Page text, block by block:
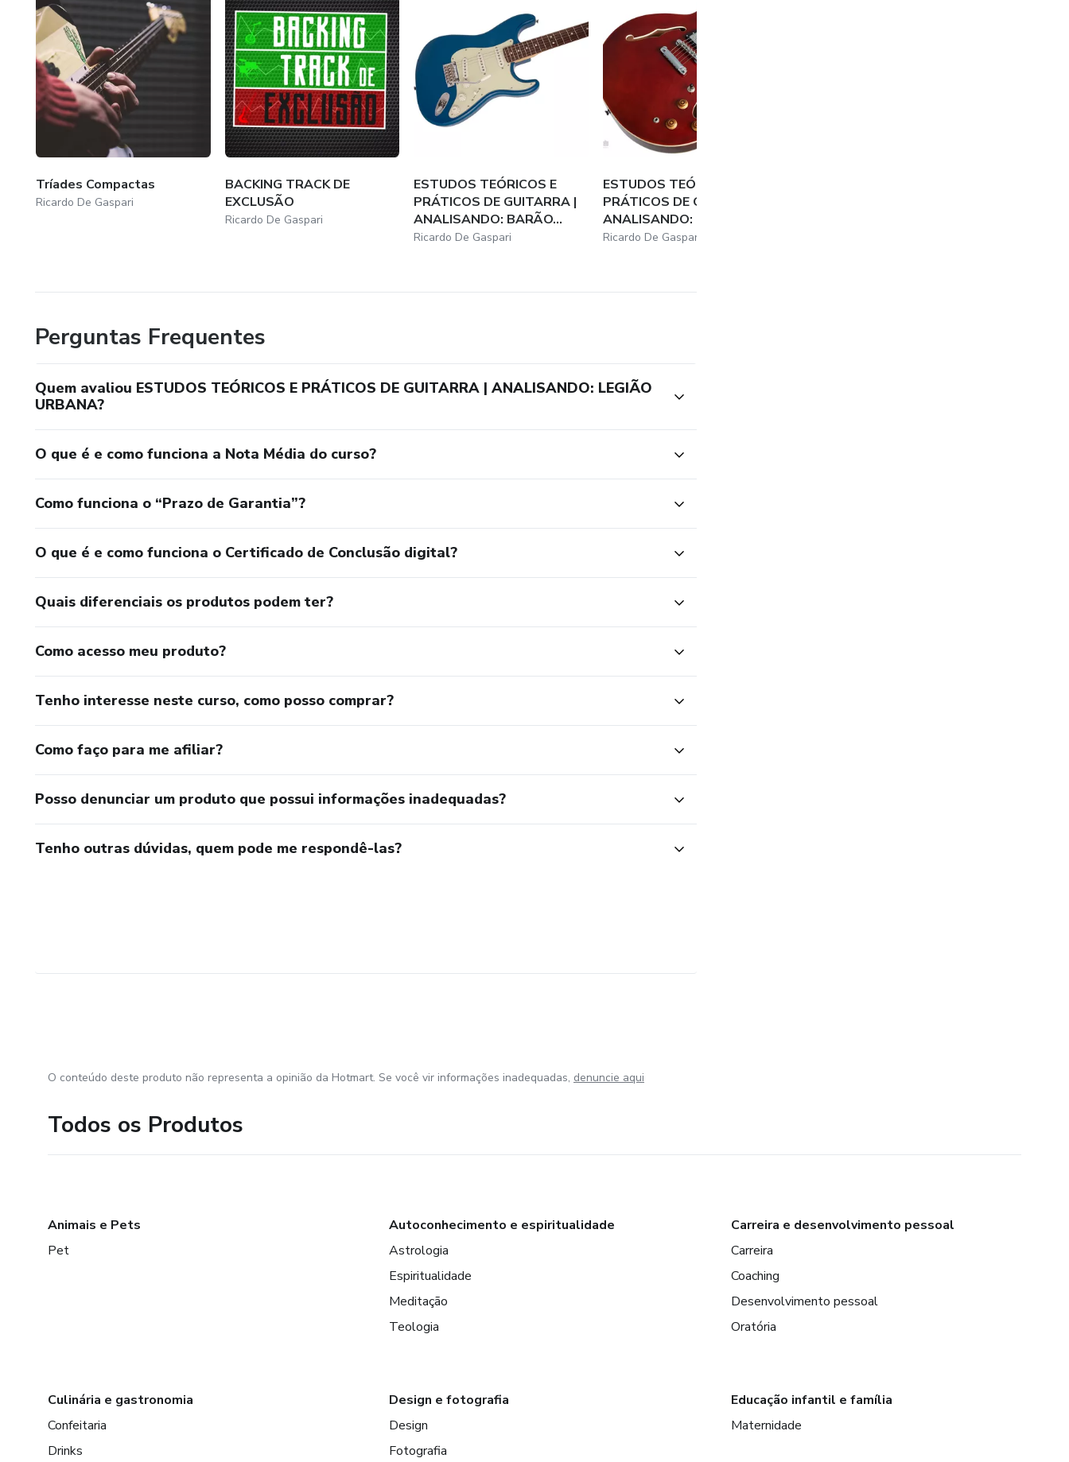
Tríades Compactas
Ricardo De Gaspari
BACKING TRACK DE
EXCLUSÃO
Ricardo De Gaspari
ESTUDOS TEÓRICOS E
PRÁTICOS DE GUITARRA |
ANALISANDO: BARÃO...
Ricardo De Gaspari
ESTUDOS TEÓRICOS E
PRÁTICOS DE GUITARRA |
ANALISANDO: OS PAR...
Ricardo De Gaspari
Perguntas Frequentes
Quem avaliou ESTUDOS TEÓRICOS E PRÁTICOS DE GUITARRA | ANALISANDO: LEGIÃO
URBANA?
O que é e como funciona a Nota Média do curso?
Como funciona o “Prazo de Garantia”?
O que é e como funciona o Certificado de Conclusão digital?
Quais diferenciais os produtos podem ter?
Como acesso meu produto?
Tenho interesse neste curso, como posso comprar?
Como faço para me afiliar?
Posso denunciar um produto que possui informações inadequadas?
Tenho outras dúvidas, quem pode me respondê-las?
O conteúdo deste produto não representa a opinião da Hotmart. Se você vir informações inadequadas, denuncie aqui
Todos os Produtos
Animais e Pets
Pet
Autoconhecimento e espiritualidade
Astrologia
Espiritualidade
Meditação
Teologia
Carreira e desenvolvimento pessoal
Carreira
Coaching
Desenvolvimento pessoal
Oratória
Culinária e gastronomia
Confeitaria
Drinks
Design e fotografia
Design
Fotografia
Educação infantil e família
Maternidade